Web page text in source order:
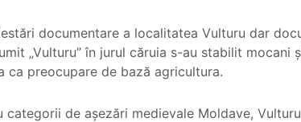
documentare a localitatea Vulturu dar
„Vulturu” în jurul căruia s-au stabilit
ca preocupare de bază agricultura.
categorii de așezări medievale Moldave,